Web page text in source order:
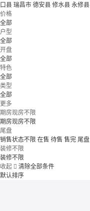
口县 瑞昌市 德安县 修水县 永修县
价格
全部
户型
全部
开盘
全部
特色
全部
类型
全部
更多
期房现房不限
期房现房不限
尾盘
销售状态不限 在售 待售 售完 尾盘
装修不限
装修不限
收起  清除全部条件
默认排序